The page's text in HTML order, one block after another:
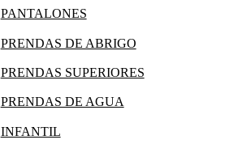
PANTALONES
PRENDAS DE ABRIGO
PRENDAS SUPERIORES
PRENDAS DE AGUA
INFANTIL